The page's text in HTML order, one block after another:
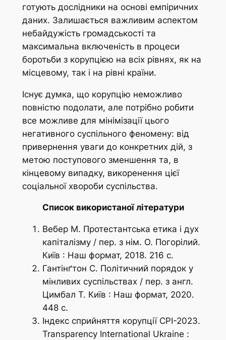
готують дослідники на основі емпіричних
даних. Залишається важливим аспектом
небайдужість громадськості та
максимальна включеність в процеси
боротьби з корупцією на всіх рівнях, як на
місцевому, так і на рівні країни.
Існує думка, що корупцію неможливо
повністю подолати, але потрібно робити
все можливе для мінімізації цього
негативного суспільного феномену: від
привернення уваги до конкретних дій, з
метою поступового зменшення та, в
кінцевому випадку, викоренення цієї
соціальної хвороби суспільства.
Список використаної літератури
Вебер М. Протестантська етика і дух
капіталізму / пер. з нім. О. Погорілий.
Київ : Наш формат, 2018. 216 с.
Гантінґтон С. Політичний порядок у
мінливих суспільствах / пер. з англ.
Цимбал Т. Київ : Наш формат, 2020.
448 с.
Індекс сприйняття корупції СРІ-2023.
Transparency International Ukraine :